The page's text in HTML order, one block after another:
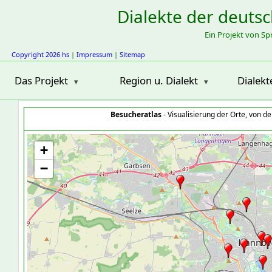
Dialekte der
Ein Projekt von
Copyright 2026 hs | Impressum | Sitemap
Das Projekt Region u. Dialekt
Besucheratlas- Visualisierung der Orte, von
+
−